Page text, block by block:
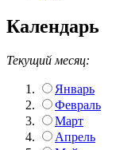
Календарь
Текущий месяц:
Январь
Февраль
Март
Апрель